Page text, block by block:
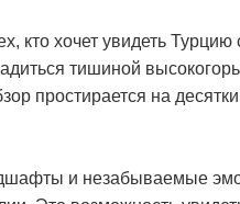
кто хочет увидеть
тишиной
простирается на
и незабываемые